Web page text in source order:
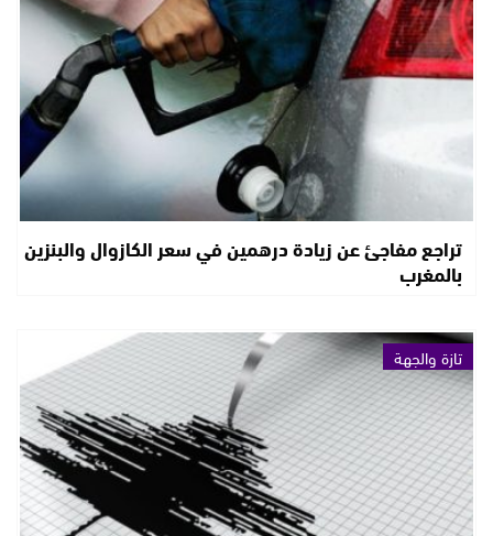
تراجع مفاجئ عن زيادة درهمين في سعر الكازوال والبنزين
بالمغرب
تازة والجهة